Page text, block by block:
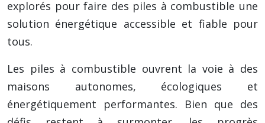
explorés pour faire des piles à combustible une
solution énergétique accessible et fiable pour
tous.
Les piles à combustible ouvrent la voie à des
maisons autonomes, écologiques et
énergétiquement performantes. Bien que des